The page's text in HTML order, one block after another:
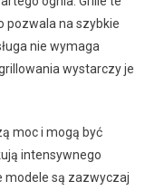
pozwala na szybkie
nie wymaga
wystarczy je
moc i mogą być
intensywnego
modele są zazwyczaj